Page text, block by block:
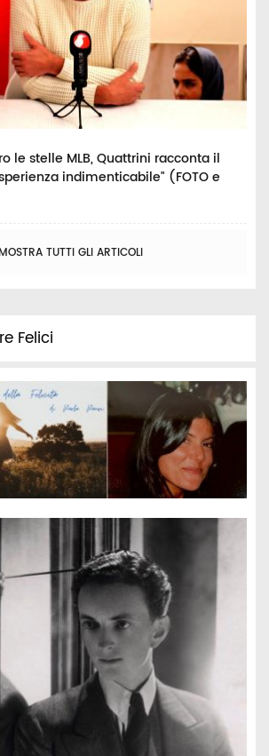
le stelle MLB, Quattrini racconta il
indimenticabile" (FOTO e
MOSTRA TUTTI GLI ARTICOLI
Felici